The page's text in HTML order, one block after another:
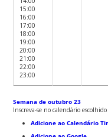
15:00
16:00
17:00
18:00
19:00
20:00
21:00
22:00
23:00
Semana de outubro 23
Inscreva-se no calendário escolhido
Adicione ao Calendário